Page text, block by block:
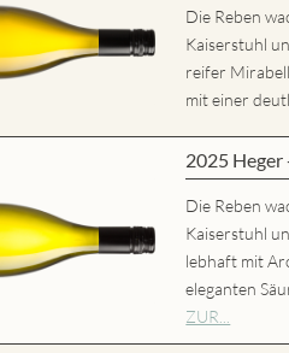
Die Reben
Kaiserstuhl
reifer
mit einer
2025
Die Reben
Kaiserstuhl
lebhaft mit
eleganten
ZUR...